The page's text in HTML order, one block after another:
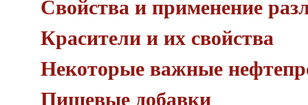
Красители и их свойства
Некоторые важные
Пищевые добавки